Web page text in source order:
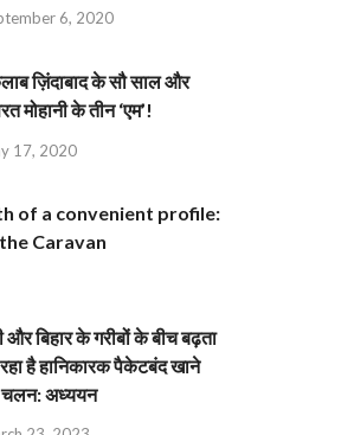
6, 2020
ज़िंदाबाद के सौ साल और
मोहानी के तीन ‘एम’!
17, 2020
of a convenient profile:
Caravan
और बिहार के गरीबों के बीच बढ़ता
है हानिकारक पैकेटबंद खाने
चलन: अध्ययन